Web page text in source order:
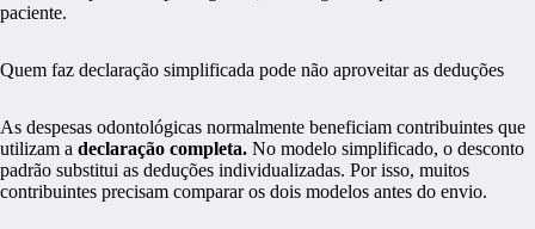
paciente.
Quem faz declaração simplificada pode não aproveitar as deduções
As despesas odontológicas normalmente beneficiam contribuintes que
utilizam a declaração completa. No modelo simplificado, o desconto
padrão substitui as deduções individualizadas. Por isso, muitos
contribuintes precisam comparar os dois modelos antes do envio.